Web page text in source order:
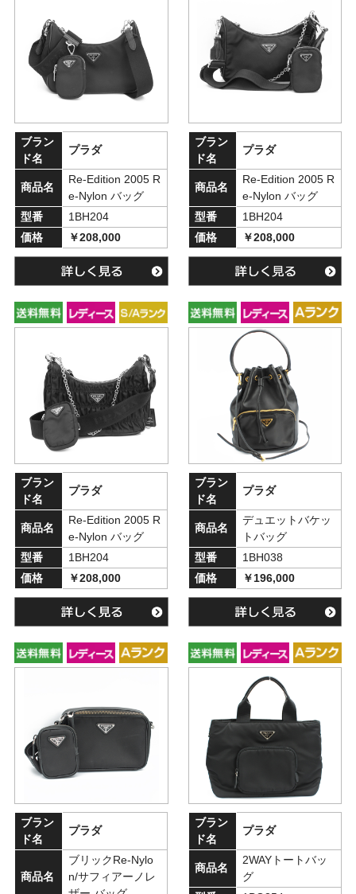
ブラン
ド名
プラダ
商品名
Re-Edition 2005 R
e-Nylon バッグ
型番
1BH204
価格
￥208,000
ブラン
ド名
プラダ
商品名
Re-Edition 2005 R
e-Nylon バッグ
型番
1BH204
価格
￥208,000
ブラン
ド名
プラダ
商品名
Re-Edition 2005 R
e-Nylon バッグ
型番
1BH204
価格
￥208,000
ブラン
ド名
プラダ
商品名
デュエットバケッ
トバッグ
型番
1BH038
価格
￥196,000
ブラン
ド名
プラダ
商品名
ブリックRe-Nylo
n/サフィアーノレ
ブラン
ド名
プラダ
商品名
2WAYトートバッ
グ